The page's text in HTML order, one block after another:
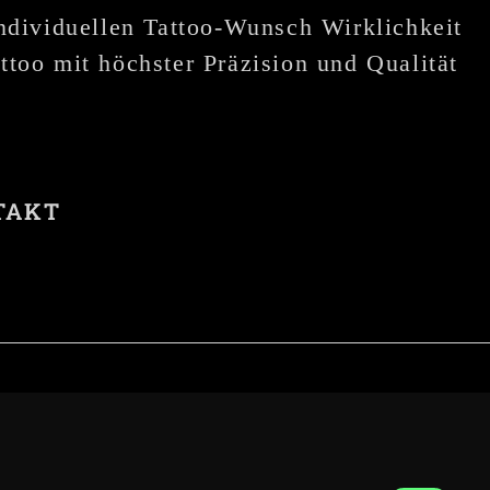
Tattoo-Wunsch Wirklichkeit
mit höchster Präzision und Qualität